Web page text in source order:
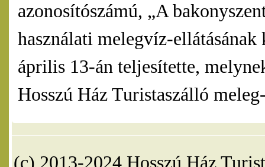
azonosítószámú, „A
használati melegvíz-
április 13-án teljesítette,
Hosszú Ház Turistaszálló
(c) 2013-2024 Hosszú Ház